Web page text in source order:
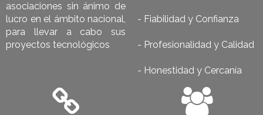
asociaciones sin ánimo de
lucro en el ámbito nacional,
para llevar a cabo sus
proyectos tecnológicos
- Fiabilidad y Confianza
- Profesionalidad y Calidad
- Honestidad y Cercanía